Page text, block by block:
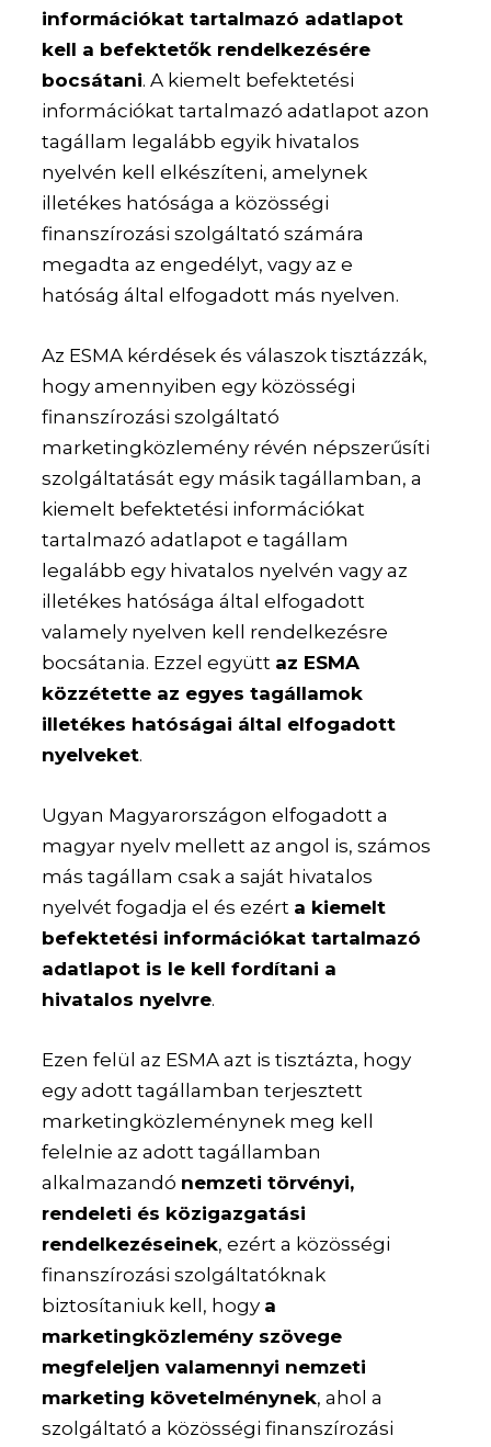
információkat tartalmazó adatlapot
kell a befektetők rendelkezésére
bocsátani. A kiemelt befektetési
információkat tartalmazó adatlapot azon
tagállam legalább egyik hivatalos
nyelvén kell elkészíteni, amelynek
illetékes hatósága a közösségi
finanszírozási szolgáltató számára
megadta az engedélyt, vagy az e
hatóság által elfogadott más nyelven.
Az ESMA kérdések és válaszok tisztázzák,
hogy amennyiben egy közösségi
finanszírozási szolgáltató
marketingközlemény révén népszerűsíti
szolgáltatását egy másik tagállamban, a
kiemelt befektetési információkat
tartalmazó adatlapot e tagállam
legalább egy hivatalos nyelvén vagy az
illetékes hatósága által elfogadott
valamely nyelven kell rendelkezésre
bocsátania. Ezzel együtt az ESMA
közzétette az egyes tagállamok
illetékes hatóságai által elfogadott
nyelveket.
Ugyan Magyarországon elfogadott a
magyar nyelv mellett az angol is, számos
más tagállam csak a saját hivatalos
nyelvét fogadja el és ezért a kiemelt
befektetési információkat tartalmazó
adatlapot is le kell fordítani a
hivatalos nyelvre.
Ezen felül az ESMA azt is tisztázta, hogy
egy adott tagállamban terjesztett
marketingközleménynek meg kell
felelnie az adott tagállamban
alkalmazandó nemzeti törvényi,
rendeleti és közigazgatási
rendelkezéseinek, ezért a közösségi
finanszírozási szolgáltatóknak
biztosítaniuk kell, hogy a
marketingközlemény szövege
megfeleljen valamennyi nemzeti
marketing követelménynek, ahol a
szolgáltató a közösségi finanszírozási